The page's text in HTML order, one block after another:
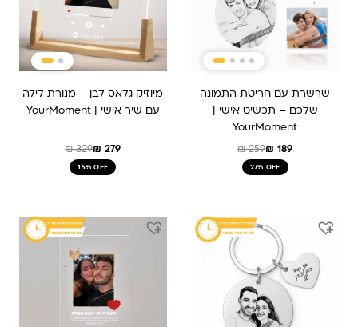
שרשרת עם חריטת התמונה
שלכם – תכשיט אישי |
YourMoment
₪259₪ 189
27% OFF
מיוזיק גלאס לבן – מנורת לילה
עם שיר אישי | YourMoment
₪329₪ 279
15% OFF
המקורי
היה:
₪ 239.
הנוכחי
הוא:
₪ 159.
המחיר
המחיר